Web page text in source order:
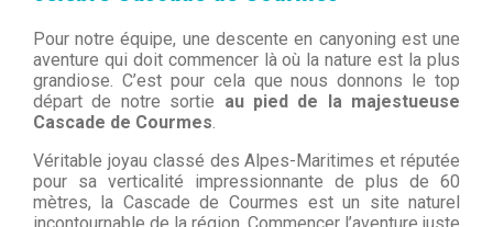
Pour notre équipe, une descente en canyoning est une
aventure qui doit commencer là où la nature est la plus
grandiose. C’est pour cela que nous donnons le top
départ de notre sortie au pied de la majestueuse
Cascade de Courmes.
Véritable joyau classé des Alpes-Maritimes et réputée
pour sa verticalité impressionnante de plus de 60
mètres, la Cascade de Courmes est un site naturel